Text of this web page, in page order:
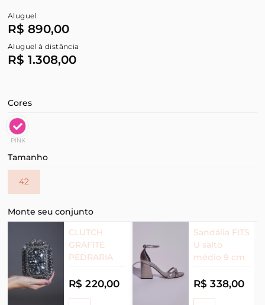
Aluguel
R$ 890,00
Aluguel à distância
R$ 1.308,00
Cores
PINK
Tamanho
42
Monte seu conjunto
CLUTCH
GRAFITE
PEDRARIA
R$ 220,00
Sandália FITS
U salto
médio 9 cm
R$ 338,00